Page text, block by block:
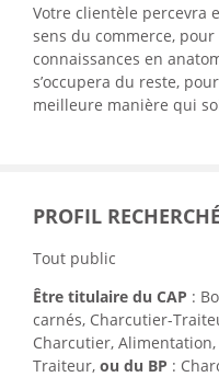
Votre clientèle percevra
sens du commerce,
connaissances en
s’occupera du reste,
meilleure manière qui
PROFIL RECHERCHÉ
Tout public
Être titulaire du CAP :
carnés, Charcutier-
Charcutier, Alimentation,
Traiteur, ou du BP :